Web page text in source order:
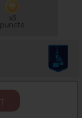
x3
puncte